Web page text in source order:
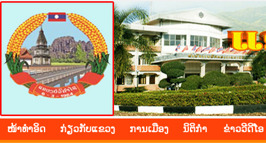
BOLIKHAMXAY PROVINCE
ໜ້າ​ທຳ​ອິດ ​ກ່ຽວ​ກັບ​ແຂວງ ​ການ​ເມືອງ ນິ​ຕິ​ກຳ ຂ່າວ​ວີ​ດີ​ໂອ